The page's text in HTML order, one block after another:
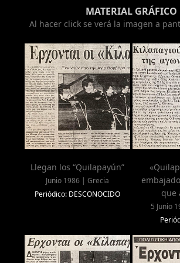
MATERIAL GRÁFICO
Al hacer click se verá la imagen a
Llegan los “Quilapayún”
Junio 1986 | Grecia
Periódico: DESCONOCIDO
que
5 Junio